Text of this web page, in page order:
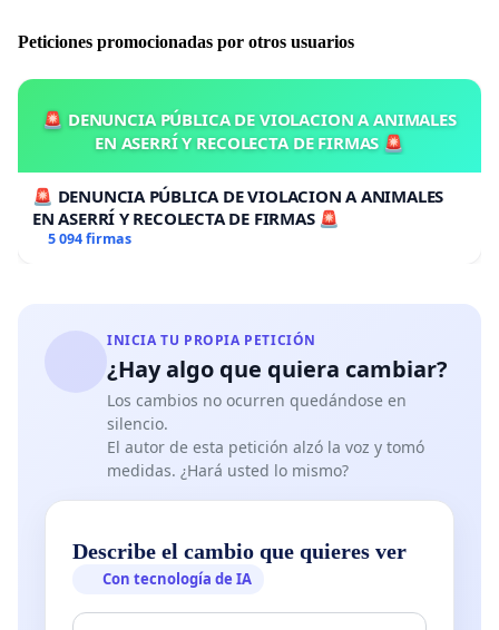
maltrato animal.
derechos de seres indefensos.
Peticiones promocionadas por otros usuarios
🚨 DENUNCIA PÚBLICA DE VIOLACION A ANIMALES
EN ASERRÍ Y RECOLECTA DE FIRMAS 🚨
🚨 DENUNCIA PÚBLICA DE VIOLACION A ANIMALES
EN ASERRÍ Y RECOLECTA DE FIRMAS 🚨
5 094 firmas
INICIA TU PROPIA PETICIÓN
¿Hay algo que quiera cambiar?
Los cambios no ocurren quedándose en
silencio.
El autor de esta petición alzó la voz y tomó
medidas. ¿Hará usted lo mismo?
Describe el cambio que quieres ver
Con tecnología de IA